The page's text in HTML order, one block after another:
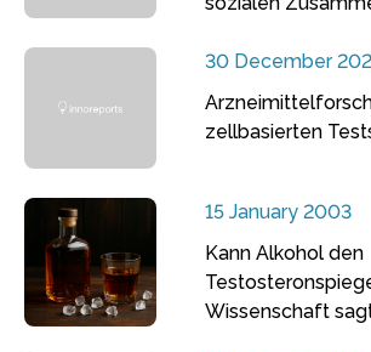
30 December
zellbasierten
15 January 2003
Kann Alkohol den
Wissenschaft